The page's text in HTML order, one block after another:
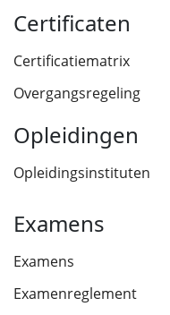
Certificaten
Certificatiematrix
Overgangsregeling
Opleidingen
Opleidingsinstituten
Examens
Examens
Examenreglement